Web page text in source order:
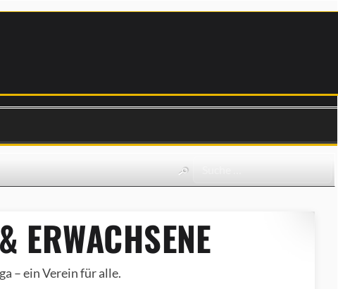
– ein Verein für alle.